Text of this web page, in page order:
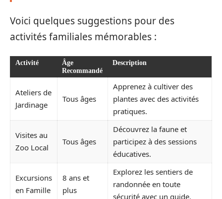
Voici quelques suggestions pour des
activités familiales mémorables :
Activité
Âge
Recommandé
Description
Ateliers de
Jardinage
Tous âges
Apprenez à cultiver des
plantes avec des activités
pratiques.
Visites au
Zoo Local
Tous âges
Découvrez la faune et
participez à des sessions
éducatives.
Excursions
en Famille
8 ans et
plus
Explorez les sentiers de
randonnée en toute
sécurité avec un guide.